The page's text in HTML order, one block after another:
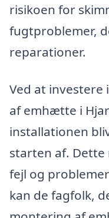
risikoen for
fugtproblemer,
reparationer.
Ved at
af emhætte i
installationen
starten af.
fejl og
kan de fagfolk,